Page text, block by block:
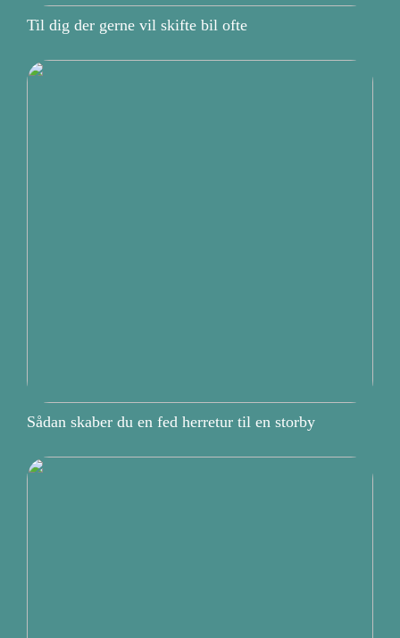
Til dig der gerne vil skifte bil ofte
Sådan skaber du en fed herretur til en storby